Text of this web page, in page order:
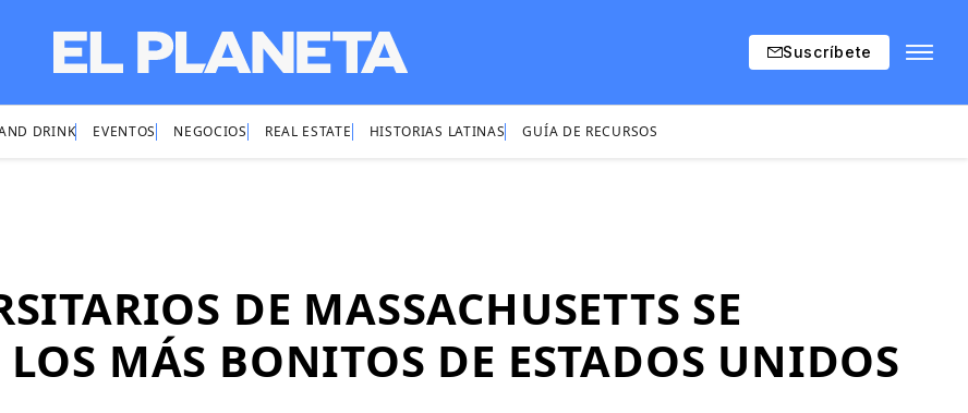
Suscríbete
DRINK EVENTOS NEGOCIOS REAL ESTATE HISTORIAS LATINAS GUÍA DE RECURSOS
DE MASSACHUSETTS SE
MÁS BONITOS DE ESTADOS UNIDOS